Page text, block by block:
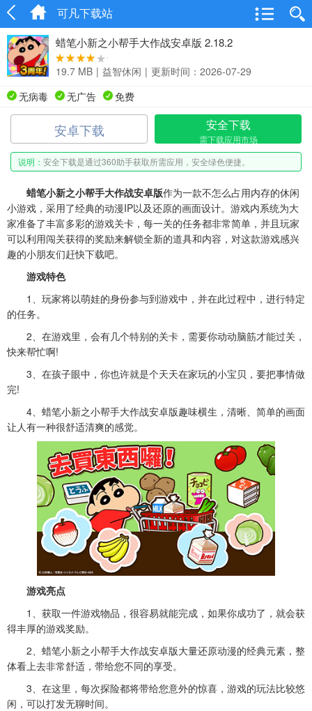
可凡下载站
蜡笔小新之小帮手大作战安卓版 2.18.2
19.7 MB | 益智休闲 | 更新时间：2026-07-29
无病毒
无广告 免费
安卓下载 安全下载
需下载应用市场
说明： 安全下载是通过360助手获取所需应用，安全绿色便捷。
蜡笔小新之小帮手大作战安卓版作为一款不怎么占用内存的休闲
小游戏，采用了经典的动漫IP以及还原的画面设计。游戏内系统为大
家准备了丰富多彩的游戏关卡，每一关的任务都非常简单，并且玩家
可以利用闯关获得的奖励来解锁全新的道具和内容，对这款游戏感兴
趣的小朋友们赶快下载吧。
游戏特色
1、玩家将以萌娃的身份参与到游戏中，并在此过程中，进行特定
的任务。
2、在游戏里，会有几个特别的关卡，需要你动动脑筋才能过关，
快来帮忙啊!
3、在孩子眼中，你也许就是个天天在家玩的小宝贝，要把事情做
完!
4、 蜡笔小新之小帮手大作战安卓版趣味横生，清晰、简单的画面
让人有一种很舒适清爽的感觉。
游戏亮点
1、获取一件游戏物品，很容易就能完成，如果你成功了，就会获
得丰厚的游戏奖励。
2、 蜡笔小新之小帮手大作战安卓版大量还原动漫的经典元素，整
体看上去非常舒适，带给您不同的享受。
3、在这里，每次探险都将带给您意外的惊喜，游戏的玩法比较悠
闲，可以打发无聊时间。